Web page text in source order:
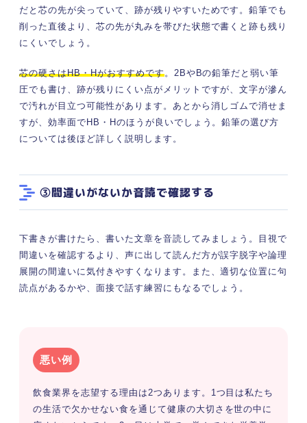
だと芯の先が尖っていて、跡が残りやすいためです。鉛筆でも
削った直後より、芯の先が丸みを帯びた状態で書くと跡も残り
にくいでしょう。
芯の硬さはHB・Hがおすすめです。2BやBの鉛筆だと弱い筆
圧でも書け、跡が残りにくい点がメリットですが、文字が滲ん
で汚れが目立つ可能性があります。あとから消しゴムで消せま
すが、効率面でHB・Hのほうが良いでしょう。鉛筆の選び方
については後ほど詳しく説明します。
③間違いがないか音読で確認する
下書きが書けたら、書いた文章を音読してみましょう。目視で
間違いを確認するより、声に出して読んだ方が誤字脱字や論理
展開の間違いに気付きやすくなります。また、適切な位置に句
読点があるかや、面接で話す練習にもなるでしょう。
悪い例
飲食業界を志望する理由は2つあります。1つ目は私たち
の生活で欠かせない食を通じて健康の大切さを世の中に